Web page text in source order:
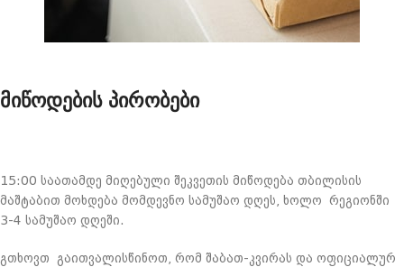
მიწოდების პირობები
15:00 საათამდე მიღებული შეკვეთის მიწოდება თბილისის
მაშტაბით მოხდება მომდევნო სამუშაო დღეს, ხოლო რეგიონში
3-4 სამუშაო დღეში.
გთხოვთ გაითვალისწინოთ, რომ შაბათ-კვირას და ოფიციალურ